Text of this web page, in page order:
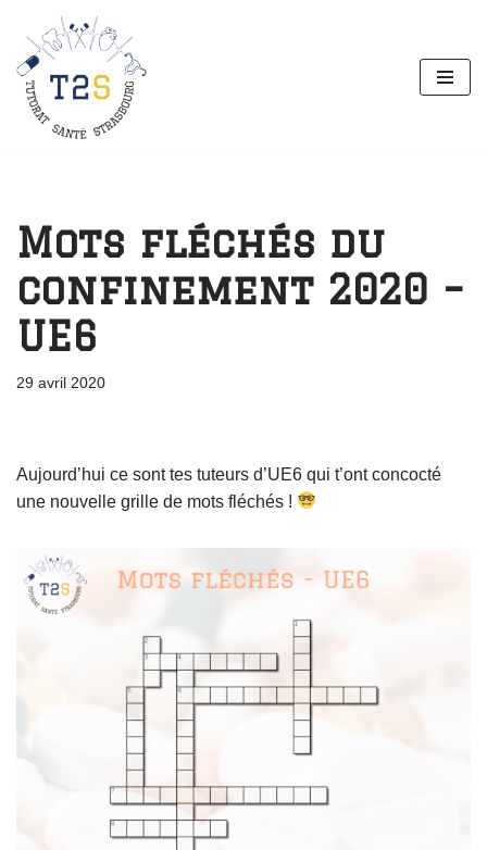
Aller
au
contenu
Mots fléchés du
confinement 2020 –
UE6
29 avril 2020
Aujourd’hui ce sont tes tuteurs d’UE6 qui t’ont concocté
une nouvelle grille de mots fléchés !